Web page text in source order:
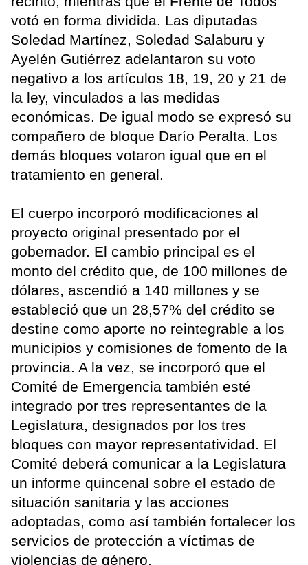
votó en forma dividida. Las diputadas
Soledad Martínez, Soledad Salaburu y
Ayelén Gutiérrez adelantaron su voto
negativo a los artículos 18, 19, 20 y 21 de
la ley, vinculados a las medidas
económicas. De igual modo se expresó su
compañero de bloque Darío Peralta. Los
demás bloques votaron igual que en el
tratamiento en general.
El cuerpo incorporó modificaciones al
proyecto original presentado por el
gobernador. El cambio principal es el
monto del crédito que, de 100 millones de
dólares, ascendió a 140 millones y se
estableció que un 28,57% del crédito se
destine como aporte no reintegrable a los
municipios y comisiones de fomento de la
provincia. A la vez, se incorporó que el
Comité de Emergencia también esté
integrado por tres representantes de la
Legislatura, designados por los tres
bloques con mayor representatividad. El
Comité deberá comunicar a la Legislatura
un informe quincenal sobre el estado de
situación sanitaria y las acciones
adoptadas, como así también fortalecer los
servicios de protección a víctimas de
violencias de género.